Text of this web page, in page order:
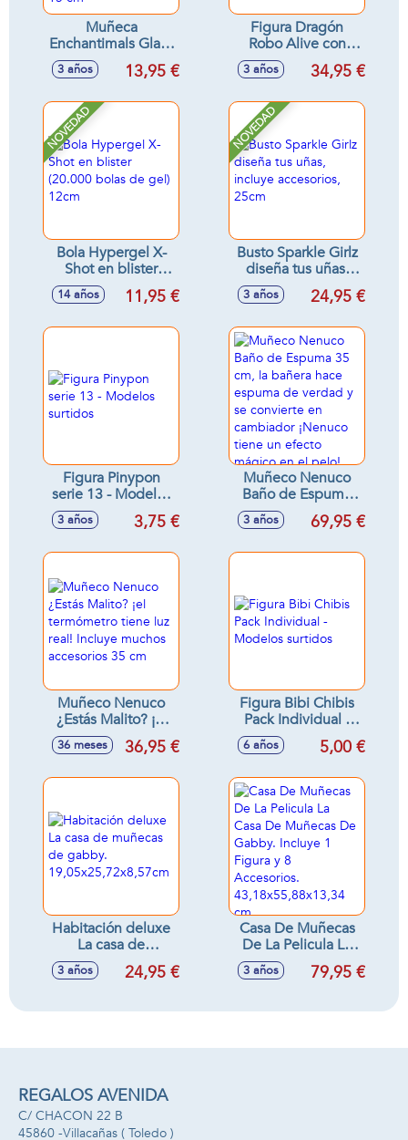
Muñeca
Enchantimals Glam
Party Guepardo ¡su
pelo es
mascota y
accesorios 15 cm
3 años 13,95 €
Figura Dragón
Robo Alive con
sonidos - Modelos
surtidos
3 años 34,95 €
NOVEDAD
Bola Hypergel X-
Shot en blister
(20.000 bolas de
gel) 12cm
14 años 11,95 €
NOVEDAD
Busto Sparkle Girlz
diseña tus uñas,
incluye accesorios,
25cm
3 años 24,95 €
Figura Pinypon
serie 13 - Modelos
surtidos
3 años 3,75 €
Muñeco Nenuco
Baño de Espuma
35 cm, la bañera
hace espuma de
mágico en el pelo!
3 años 69,95 €
Muñeco Nenuco
¿Estás Malito? ¡el
termómetro tiene
luz real! Incluye
36 meses 36,95 €
Figura Bibi Chibis
Pack Individual -
Modelos surtidos
6 años 5,00 €
Habitación deluxe
La casa de
muñecas de gabby.
19,05x25,72x8,57cm
3 años 24,95 €
Casa De Muñecas
De La Pelicula La
Casa De Muñecas
De Gabby. Incluye
Accesorios.
cm.
3 años 79,95 €
REGALOS AVENIDA
C/ CHACON 22 B
45860 -Villacañas ( Toledo )